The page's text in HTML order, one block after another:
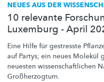
NEUES AUS DER
10 relevante
Luxemburg - April
Eine Hilfe für gestresste
auf Partys; ein neues Molekül
neuesten wissenschaftlichen
Großherzogtum.